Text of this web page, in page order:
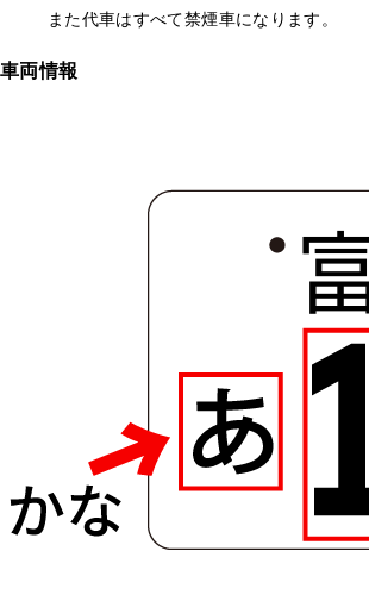
また代車はすべて禁煙車になります。
車両情報